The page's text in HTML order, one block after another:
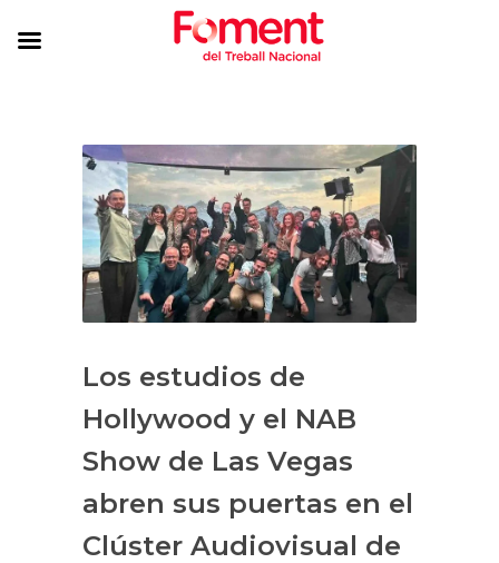
Los estudios de
Hollywood y el NAB
Show de Las Vegas
abren sus puertas en el
Clúster Audiovisual de